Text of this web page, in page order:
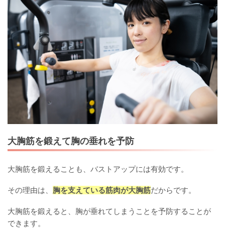
大胸筋を鍛えて胸の垂れを予防
大胸筋を鍛えることも、バストアップには有効です。
その理由は、 胸を支えている筋肉が大胸筋だからです。
大胸筋を鍛えると、胸が垂れてしまうことを予防することが
できます。